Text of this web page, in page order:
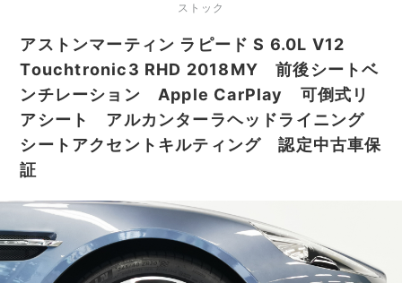
ストック
アストンマーティン ラピード S 6.0L V12
Touchtronic3 RHD 2018MY 前後シートベ
ンチレーション Apple CarPlay 可倒式リ
アシート アルカンターラヘッドライニング
シートアクセントキルティング 認定中古車保
証